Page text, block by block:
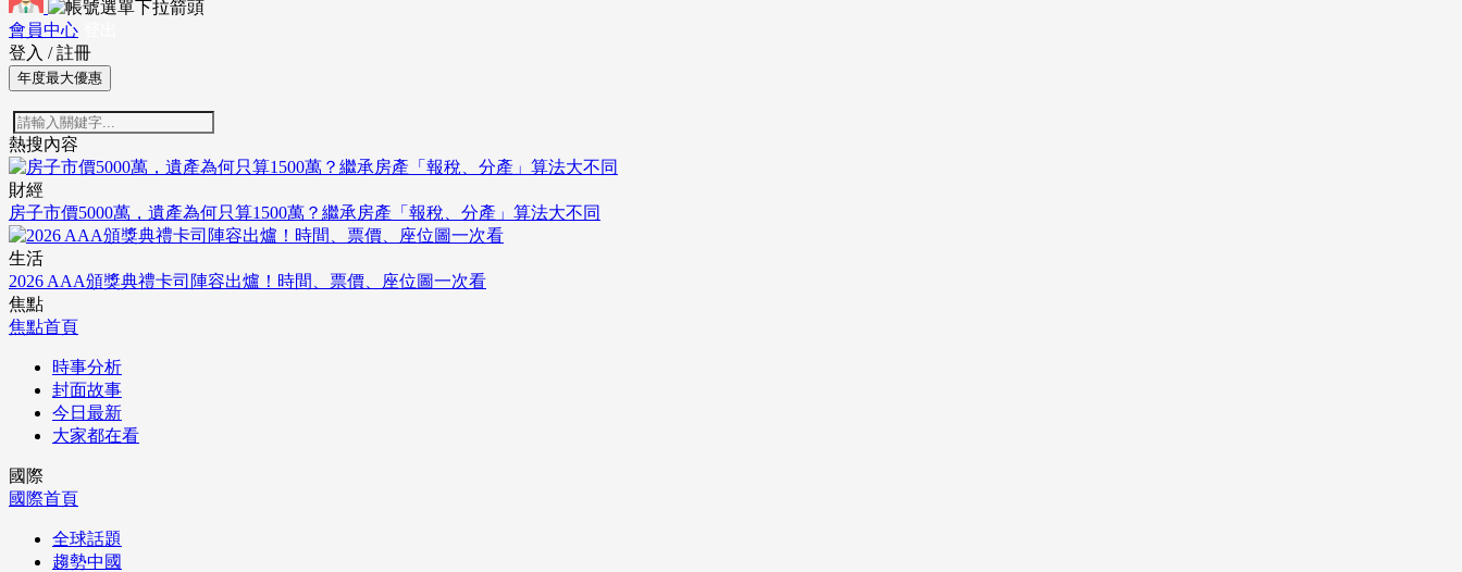
會員中心
登入 / 註冊
年度最大優惠
熱搜內容
財經
房子市價5000萬，遺產為何只算1500萬？繼承房產「報稅、分產」算法大不同
生活
2026 AAA頒獎典禮卡司陣容出爐！時間、票價、座位圖一次看
焦點
焦點首頁
時事分析
封面故事
今日最新
大家都在看
國際
國際首頁
全球話題
趨勢中國